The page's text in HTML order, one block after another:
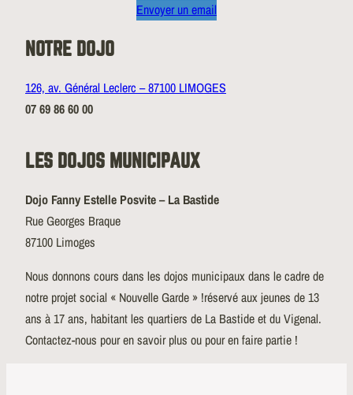
Envoyer un email
NOTRE DOJO
126, av. Général Leclerc – 87100 LIMOGES
07 69 86 60 00
LES DOJOS MUNICIPAUX
Dojo Fanny Estelle Posvite – La Bastide
Rue Georges Braque
87100 Limoges
Nous donnons cours dans les dojos municipaux dans le cadre de
notre projet social « Nouvelle Garde » !réservé aux jeunes de 13
ans à 17 ans, habitant les quartiers de La Bastide et du Vigenal.
Contactez-nous pour en savoir plus ou pour en faire partie !